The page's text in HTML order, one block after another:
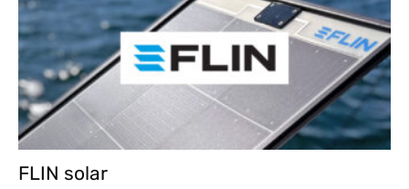
FLIN solar